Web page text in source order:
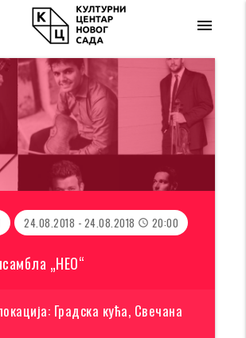
menu
24.08.2018 - 24.08.2018 access_time 20:00
„НЕО“
Градска кућа, Свечана